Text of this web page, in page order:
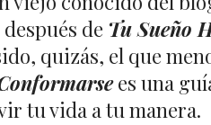
de Tu Sueño
quizás, el que
es una
tu vida a tu manera.